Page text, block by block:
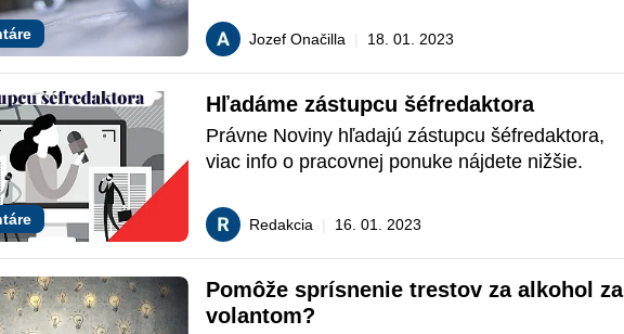
uskutočniť referendom alebo uznesením NR SR,
a to zmenou Ústavy Slovenskej republiky. Aká je
však záväznosť výsledkov referenda vo vzťahu
k poslancom NR SR?
Jozef Onačilla 18. 01. 2023
Hľadáme zástupcu šéfredaktora
Právne Noviny hľadajú zástupcu šéfredaktora,
viac info o pracovnej ponuke nájdete nižšie.
Redakcia 16. 01. 2023
Pomôže sprísnenie trestov za alkohol za
volantom?